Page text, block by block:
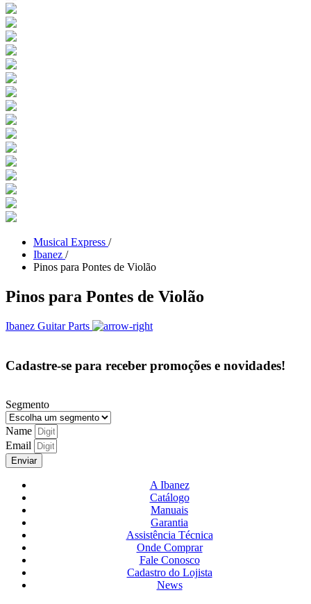
Musical Express /
Ibanez /
Pinos para Pontes de Violão
Pinos para Pontes de Violão
Ibanez Guitar Parts
Cadastre-se para receber promoções e novidades!
Segmento
Name
Email
Enviar
A Ibanez
Catálogo
Manuais
Garantia
Assistência Técnica
Onde Comprar
Fale Conosco
Cadastro do Lojista
News